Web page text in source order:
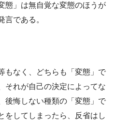
態」は無自覚な変態のほうが
言である。
なく、どちらも「変態」で
それが自己の決定によってな
後悔しない種類の「変態」で
をしてしまったら、反省はし